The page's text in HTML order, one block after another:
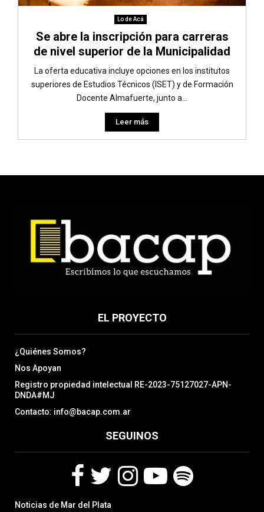
Lo de Acá
Se abre la inscripción para carreras
de nivel superior de la Municipalidad
La oferta educativa incluye opciones en los institutos
superiores de Estudios Técnicos (ISET) y de Formación
Docente Almafuerte, junto a...
Leer más
EL PROYECTO
¿Quiénes Somos?
Nos Apoyan
Registro propiedad intelectual RE-2023-75127027-APN-
DNDA#MJ
Contacto: info@bacap.com.ar
SEGUINOS
a
w
Noticias de Mar del Plata